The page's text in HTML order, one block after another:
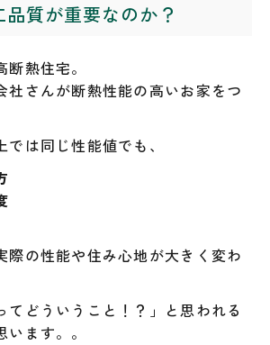
質が重要なのか？
熱住宅。
社さんが断熱性能の高いお家をつ
は同じ性能値でも、
際の性能や住み心地が大きく変わ
てどういうこと！？」と思われる
ます。。